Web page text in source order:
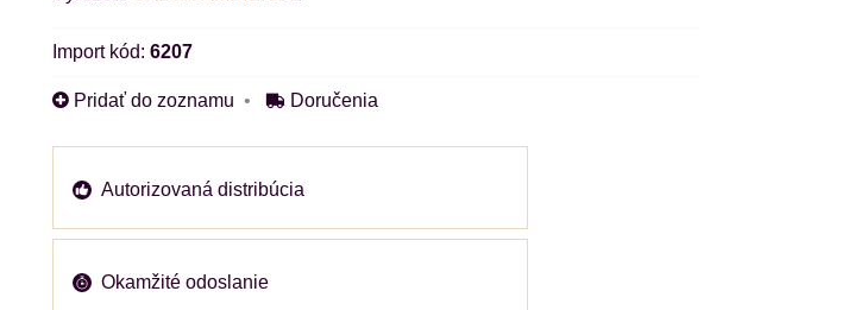
Import kód: 6207
Pridať do zoznamu Doručenia
Autorizovaná distribúcia
Okamžité odoslanie